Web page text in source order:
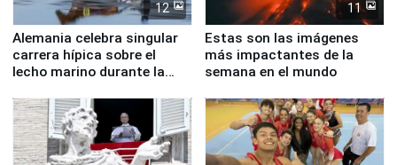
12
Alemania celebra singular
carrera hípica sobre el
lecho marino durante la
11
Estas son las imágenes
más impactantes de la
semana en el mundo